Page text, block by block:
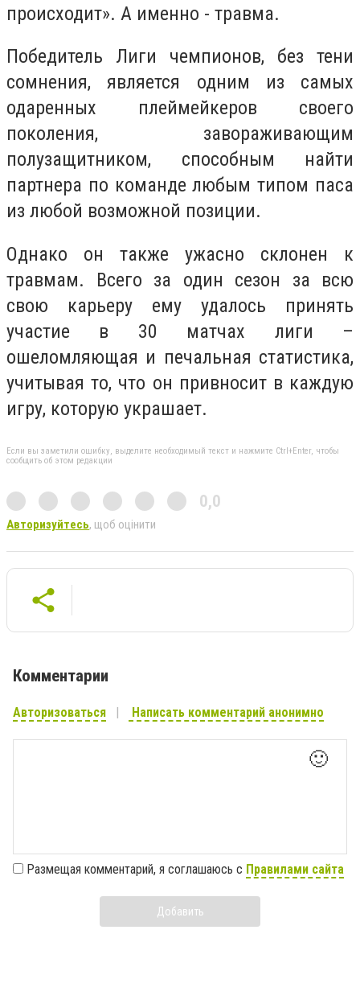
происходит». А именно - травма.
Победитель Лиги чемпионов, без тени
сомнения, является одним из самых
одаренных плеймейкеров своего
поколения, завораживающим
полузащитником, способным найти
партнера по команде любым типом паса
из любой возможной позиции.
Однако он также ужасно склонен к
травмам. Всего за один сезон за всю
свою карьеру ему удалось принять
участие в 30 матчах лиги –
ошеломляющая и печальная статистика,
учитывая то, что он привносит в каждую
игру, которую украшает.
Если вы заметили ошибку, выделите необходимый текст и нажмите Ctrl+Enter, чтобы
сообщить об этом редакции
0,0
Авторизуйтесь, щоб оцінити
Комментарии
Авторизоваться Написать комментарий анонимно
🙂
Размещая комментарий, я соглашаюсь с Правилами сайта
Добавить